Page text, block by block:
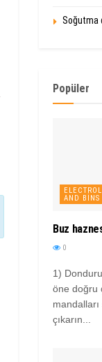
Soğutma
Popüler
AND BINS
Buz
0
1)
öne doğru
çıkarın...